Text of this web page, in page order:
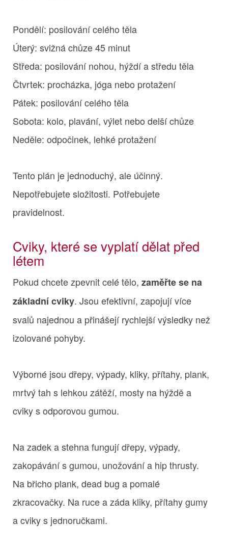
Pondělí: posilování celého těla
Úterý: svižná chůze 45 minut
Středa: posilování nohou, hýždí a středu těla
Čtvrtek: procházka, jóga nebo protažení
Pátek: posilování celého těla
Sobota: kolo, plavání, výlet nebo delší chůze
Neděle: odpočinek, lehké protažení
Tento plán je jednoduchý, ale účinný.
Nepotřebujete složitosti. Potřebujete
pravidelnost.
Cviky, které se vyplatí dělat před
létem
Pokud chcete zpevnit celé tělo, zaměřte se na
základní cviky. Jsou efektivní, zapojují více
svalů najednou a přinášejí rychlejší výsledky než
izolované pohyby.
Výborné jsou dřepy, výpady, kliky, přítahy, plank,
mrtvý tah s lehkou zátěží, mosty na hýždě a
cviky s odporovou gumou.
Na zadek a stehna fungují dřepy, výpady,
zakopávání s gumou, unožování a hip thrusty.
Na břicho plank, dead bug a pomalé
zkracovačky. Na ruce a záda kliky, přítahy gumy
a cviky s jednoručkami.